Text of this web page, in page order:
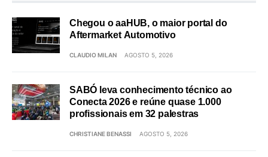
Chegou o aaHUB, o maior portal do
Aftermarket Automotivo
CLAUDIO MILAN AGOSTO 5, 2026
SABÓ leva conhecimento técnico ao
Conecta 2026 e reúne quase 1.000
profissionais em 32 palestras
CHRISTIANE BENASSI AGOSTO 5, 2026